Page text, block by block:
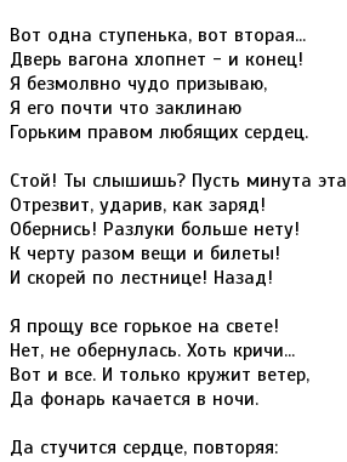
Вот одна ступенька, вот вторая...
Дверь вагона хлопнет - и конец!
Я безмолвно чудо призываю,
Я его почти что заклинаю
Горьким правом любящих сердец.
Стой! Ты слышишь? Пусть минута эта
Отрезвит, ударив, как заряд!
Обернись! Разлуки больше нету!
К черту разом вещи и билеты!
И скорей по лестнице! Назад!
Я прощу все горькое на свете!
Нет, не обернулась. Хоть кричи...
Вот и все. И только кружит ветер,
Да фонарь качается в ночи.
Да стучится сердце, повторяя: